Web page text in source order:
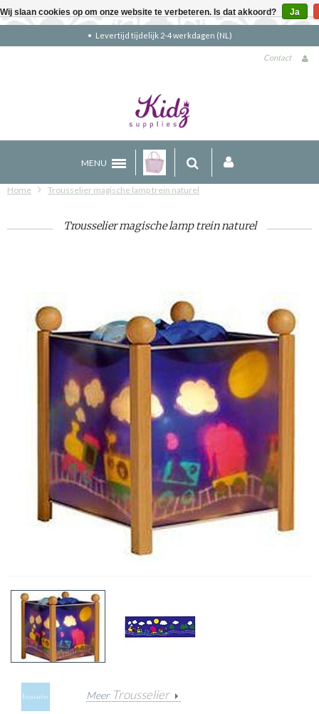
Gratis verzending boven €90 (NL)
Contact
MENU
Home Trousselier magische lamp trein naturel
Trousselier magische lamp trein naturel
Meer Trousselier
Wij slaan cookies op om onze website te verbeteren. Is dat akkoord? Ja